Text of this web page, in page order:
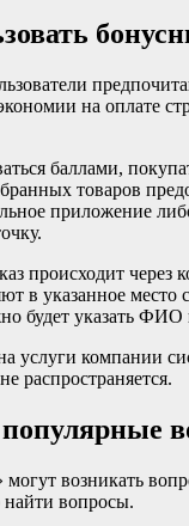
на оплате
баллами,
товаров
приложение
происходит через
в указанное место
будет указать ФИО
услуги компании
распространяется.
возникать
вопросы.